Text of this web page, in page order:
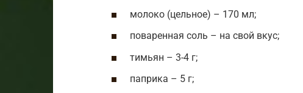
молоко (цельное) – 170 мл;
поваренная соль – на свой вкус;
тимьян – 3-4 г;
паприка – 5 г;